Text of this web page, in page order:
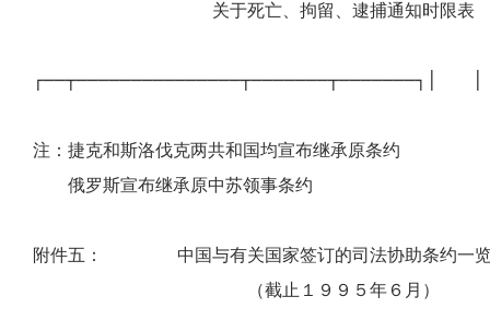
关于死亡、拘留、逮捕通知时限表
┌──┬───────────────┬───────┬───────┐│　　
注：捷克和斯洛伐克两共和国均宣布继承原条约
俄罗斯宣布继承原中苏领事条约
附件五： 中国与有关国家签订的司法协助条约一
（截止１９９５年６月）